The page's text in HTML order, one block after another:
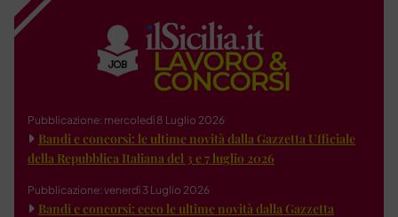
Pubblicazione: mercoledì 8 Luglio 2026
Bandi e concorsi: le ultime novità dalla Gazzetta Ufficiale
della Repubblica Italiana del 3 e 7 luglio 2026
Pubblicazione: venerdì 3 Luglio 2026
Bandi e concorsi: ecco le ultime novità dalla Gazzetta